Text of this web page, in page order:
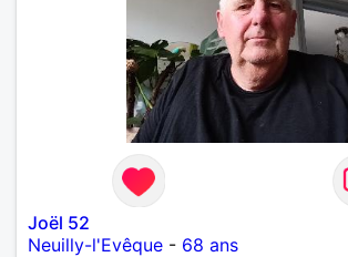
Joël 52
Neuilly-l'Evêque - 68 ans